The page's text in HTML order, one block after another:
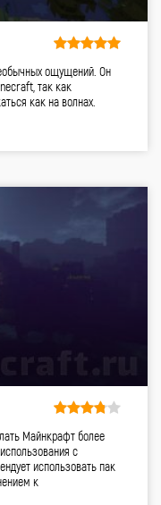
ощущений. Он
так как
как на волнах.
Майнкрафт более
с
использовать пак
к